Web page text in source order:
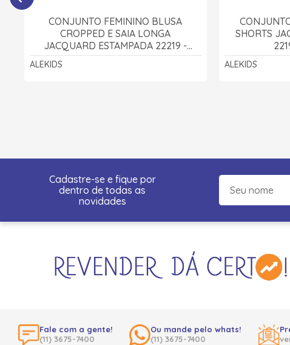
CONJUNTO FEMININO BLUSA
CROPPED E SAIA LONGA
JACQUARD ESTAMPADA 22219 -
ALEKIDS
ALEKIDS
SHORTS
ALEKIDS
Cadastre-se e fique por
dentro de todas as
novidades
Fale com a gente!
(11) 3675-7400
Ou mande pelo whats!
(11) 3675-7400